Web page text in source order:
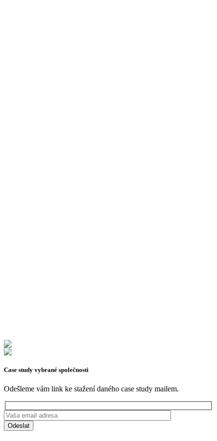
Case study vybrané společnosti
Odešleme vám link ke stažení daného case study mailem.